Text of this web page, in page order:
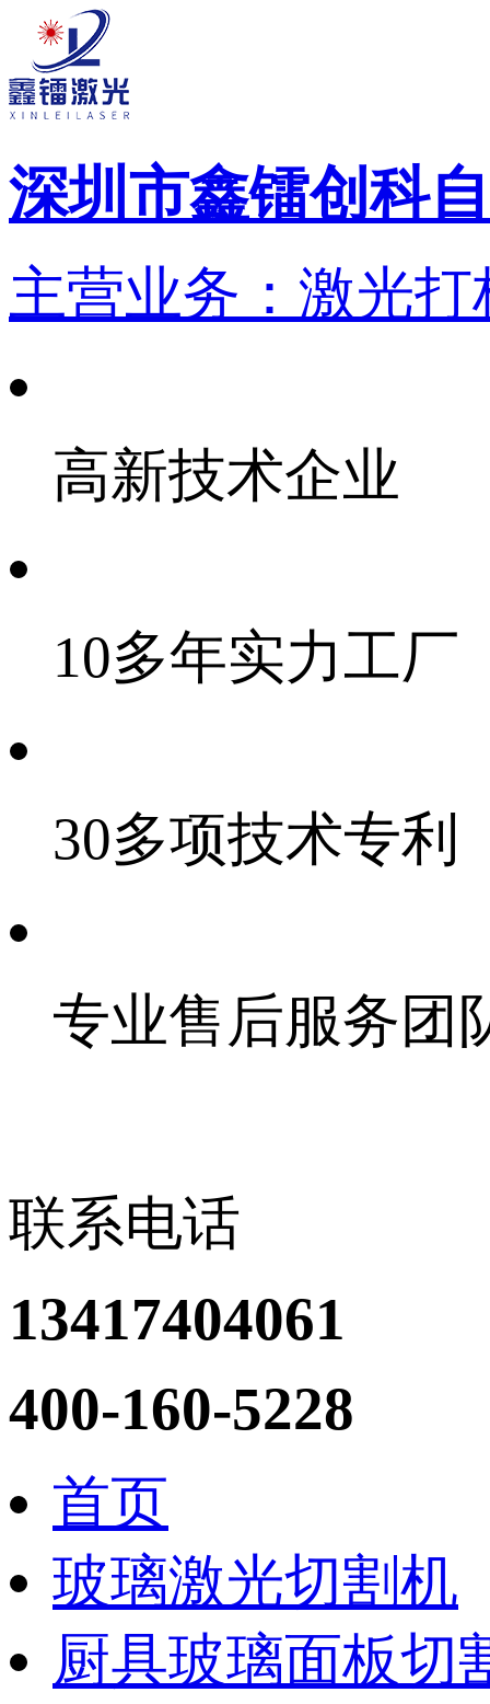
深圳市鑫镭创科
主营业务：激光
高新技术企业
10多年实力工厂
30多项技术专利
专业售后服务团
联系电话
13417404061
400-160-5228
首页
玻璃激光切割机
厨具玻璃面板切